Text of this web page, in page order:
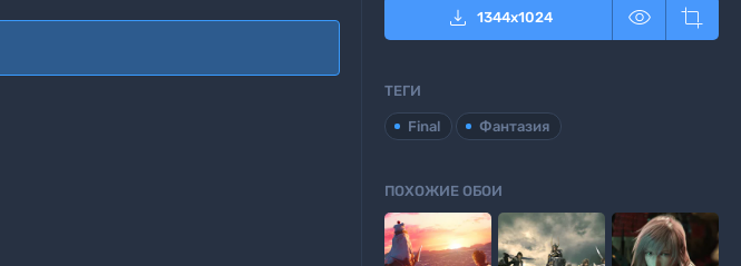
 1344x1024  
ТЕГИ
Final Фантазия
ПОХОЖИЕ ОБОИ